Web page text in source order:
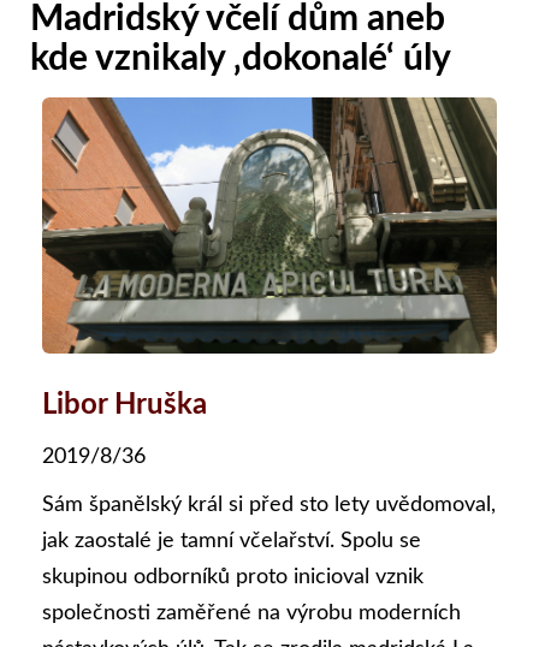
Madridský včelí dům aneb
kde vznikaly ‚dokonalé‘ úly
Libor Hruška
2019/8/36
Sám španělský král si před sto lety uvědomoval,
jak zaostalé je tamní včelařství. Spolu se
skupinou odborníků proto inicioval vznik
společnosti zaměřené na výrobu moderních